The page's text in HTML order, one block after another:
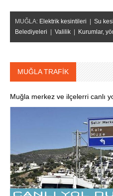
MUĞLA: Elektrik kesintileri Su
Belediyeleri
Valilik Kurumlar,
MUĞLA TRAFİK
Muğla merkez ve ilçelerri canlı